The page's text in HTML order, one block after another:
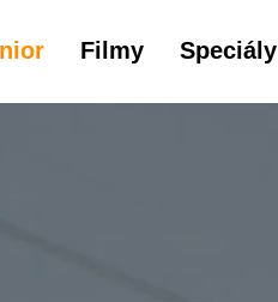
Filmy Speciály